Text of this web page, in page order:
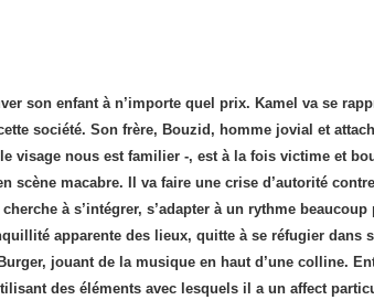
son enfant à n’importe quel prix. Kamel va se
société. Son frère, Bouzid, homme jovial et
visage nous est familier -, est à la fois victime et
scène macabre. Il va faire une crise d’autorité
à s’intégrer, s’adapter à un rythme beaucoup
apparente des lieux, quitte à se réfugier dans
jouant de la musique en haut d’une colline.
des éléments avec lesquels il a un affect